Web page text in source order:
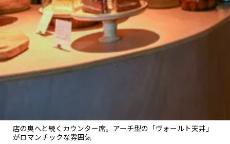
店の奥へと続くカウンター席。アーチ型の「ヴォールト天井」
がロマンチックな雰囲気